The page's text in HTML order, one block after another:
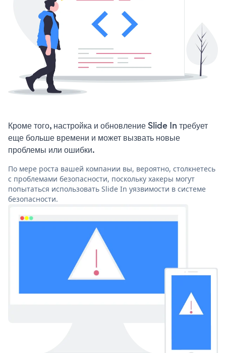
Кроме того, настройка и обновление Slide In требует
еще больше времени и может вызвать новые
проблемы или ошибки.
По мере роста вашей компании вы, вероятно, столкнетесь
с проблемами безопасности, поскольку хакеры могут
попытаться использовать Slide In уязвимости в системе
безопасности.